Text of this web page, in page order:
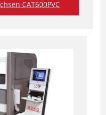
CAT600PVC